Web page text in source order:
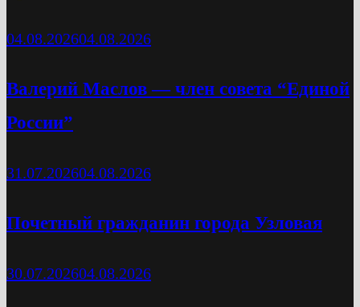
04.08.202604.08.2026
Валерий Маслов — член совета “Единой
России”
31.07.202604.08.2026
Почетный гражданин города Узловая
30.07.202604.08.2026